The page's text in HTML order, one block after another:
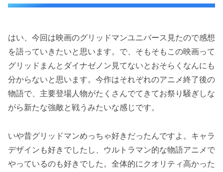
はい、今回は映画のグリッドマンユニバース見たので感想
を語っていきたいと思います。で、そもそもこの映画って
グリッドまんとダイナゼノン見てないとおそらくなんにも
分からないと思います。今作はそれぞれのアニメ終了後の
物語で、主要登場人物がたくさんでてきてお祭り騒ぎしな
がら新たな強敵と戦うみたいな感じです。
いや昔グリッドマンめっちゃ好きだったんですよ。キャラ
デザインも好きでしたし、ウルトラマン的な物語アニメで
やっているのも好きでした。全体的にクオリティ高かった